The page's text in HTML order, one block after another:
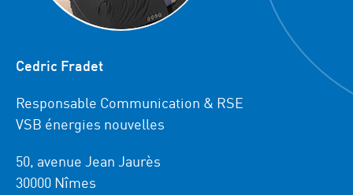
Cedric Fradet
Responsable Communication & RSE
VSB énergies nouvelles
50, avenue Jean Jaurès
30000 Nîmes